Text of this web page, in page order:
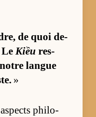
de quoi de­
Kiều res­
langue
»
phi­lo­